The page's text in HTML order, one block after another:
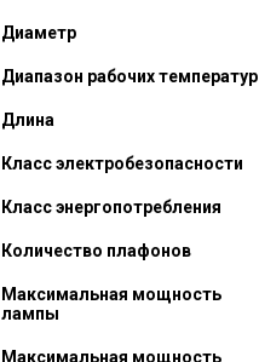
Диаметр
Диапазон рабочих температур
Длина
Класс электробезопасности
Класс энергопотребления
Количество плафонов
Максимальная мощность
лампы
Максимальная мощность